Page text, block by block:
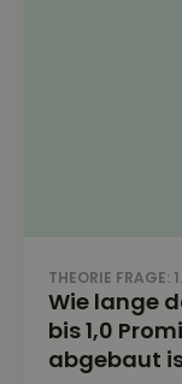
THEORIE FRAGE:
Wie lange
bis 1,0
abgebaut